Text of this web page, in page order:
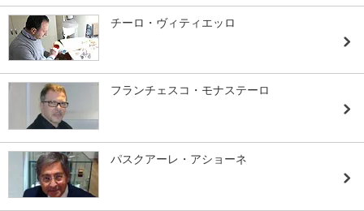
チーロ・ヴィティエッロ
フランチェスコ・モナステーロ
パスクアーレ・アショーネ